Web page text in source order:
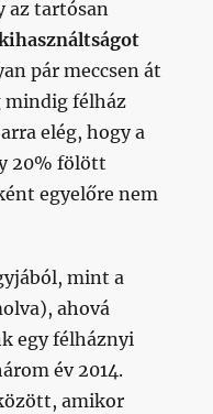
az tartósan
pár meccsen át
mindig félház
elég, hogy a
20% fölött
egyelőre nem
mint a
ahová
egy félháznyi
év 2014.
amikor